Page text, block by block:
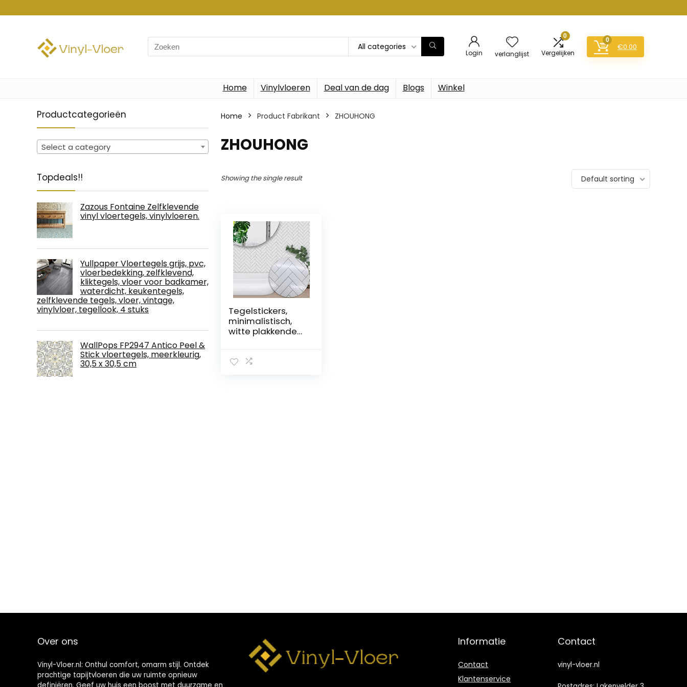
Search
for:
All categories
Login verlanglijst
0
Vergelijken
0
€0.00
Home Vinylvloeren Deal van de dag Blogs Winkel
Productcategorieën
Select a category
Topdeals!!
Zazous Fontaine Zelfklevende
vinyl vloertegels, vinylvloeren.
Yullpaper Vloertegels grijs, pvc,
vloerbedekking, zelfklevend,
kliktegels, vloer voor badkamer,
waterdicht, keukentegels,
zelfklevende tegels, vloer, vintage,
vinylvloer, tegellook, 4 stuks
WallPops FP2947 Antico Peel &
Stick vloertegels, meerkleurig,
30,5 x 30,5 cm
Home Product Fabrikant ‎ZHOUHONG
‎ZHOUHONG
Showing the single result Default sorting
Tegelstickers,
minimalistisch,
witte plakkende
wandtegels,
Over ons
Vinyl-Vloer.nl: Onthul comfort, omarm stijl. Ontdek
prachtige tapijtvloeren die uw ruimte opnieuw
Informatie
Contact
Klantenservice
Contact
vinyl-vloer.nl